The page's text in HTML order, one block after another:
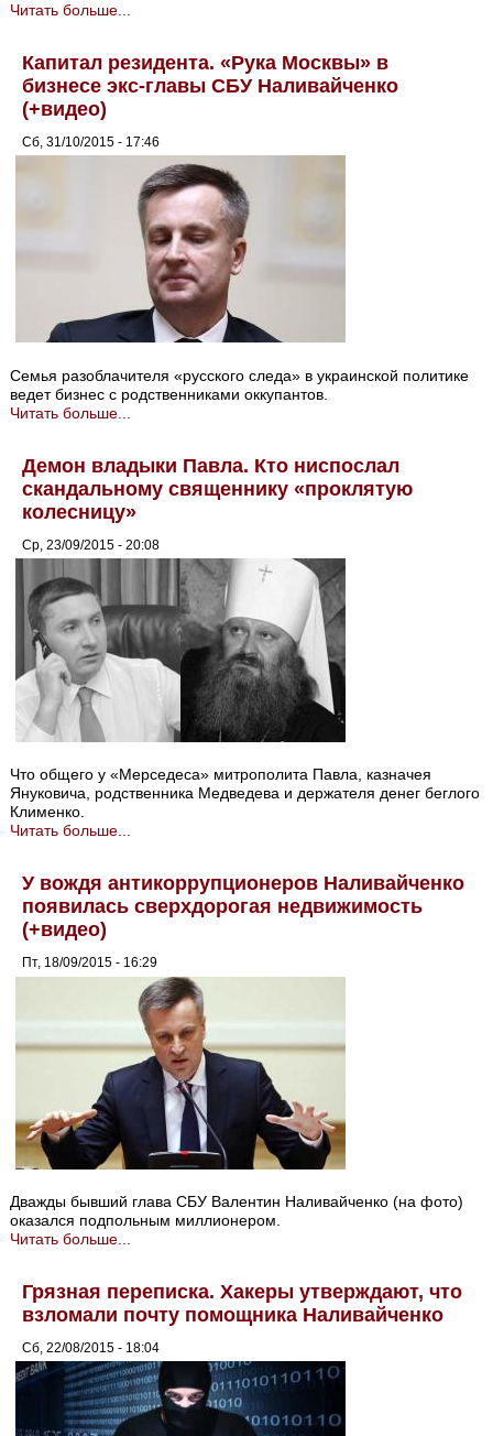
Читать больше...
Капитал резидента. «Рука Москвы» в
бизнесе экс-главы СБУ Наливайченко
(+видео)
Сб, 31/10/2015 - 17:46
Семья разоблачителя «русского следа» в украинской политике
ведет бизнес с родственниками оккупантов.
Читать больше...
Демон владыки Павла. Кто ниспослал
скандальному священнику «проклятую
колесницу»
Ср, 23/09/2015 - 20:08
Что общего у «Мерседеса» митрополита Павла, казначея
Януковича, родственника Медведева и держателя денег беглого
Клименко.
Читать больше...
У вождя антикоррупционеров Наливайченко
появилась сверхдорогая недвижимость
(+видео)
Пт, 18/09/2015 - 16:29
Дважды бывший глава СБУ Валентин Наливайченко (на фото)
оказался подпольным миллионером.
Читать больше...
Грязная переписка. Хакеры утверждают, что
взломали почту помощника Наливайченко
Сб, 22/08/2015 - 18:04